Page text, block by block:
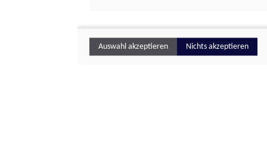
Auswahl akzeptieren Nichts akzeptieren